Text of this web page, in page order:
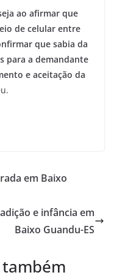
ao afirmar que
de celular entre
que sabia da
para a demandante
e aceitação da
em Baixo
e infância em
Baixo Guandu-ES